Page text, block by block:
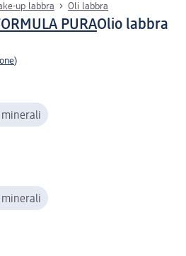
up labbra Oli labbra
PURAOlio labbra
)
minerali
minerali